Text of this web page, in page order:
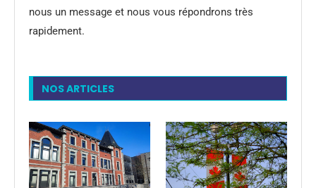
nous un message et nous vous répondrons très
rapidement.
NOS ARTICLES